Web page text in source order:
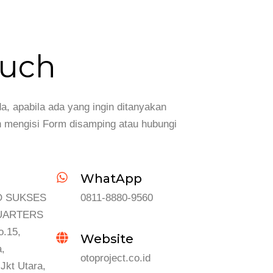
apabila ada yang ingin ditanyakan
Form disamping atau hubungi
SUKSES
Utara,
WhatApp
0811-8880-9560
Website
otoproject.co.id